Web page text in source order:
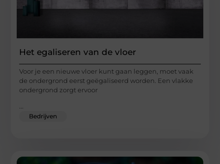
Het egaliseren van de vloer
Voor je een nieuwe vloer kunt gaan leggen, moet vaak
de ondergrond eerst geëgaliseerd worden. Een vlakke
ondergrond zorgt ervoor
Bedrijven